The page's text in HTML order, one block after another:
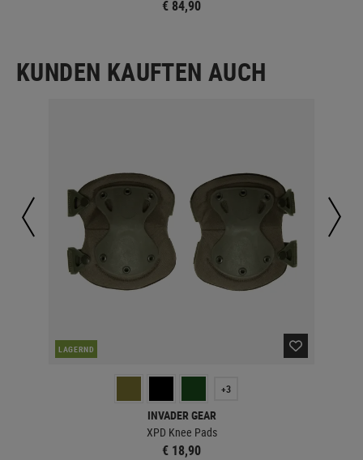
€ 84,90
KUNDEN KAUFTEN AUCH
LAGERND
+3
INVADER GEAR
XPD Knee Pads
€ 18,90